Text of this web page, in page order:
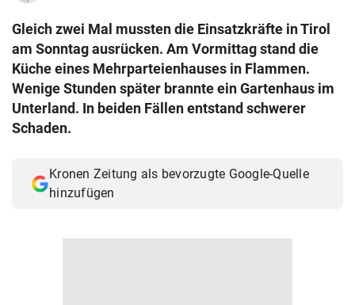
search
eingeben
Muthgasse 2, 1190 Wien
Gleich zwei Mal mussten die Einsatzkräfte in Tirol
am Sonntag ausrücken. Am Vormittag stand die
Küche eines Mehrparteienhauses in Flammen.
Wenige Stunden später brannte ein Gartenhaus im
Unterland. In beiden Fällen entstand schwerer
Schaden.
Kronen Zeitung als bevorzugte Google-Quelle
hinzufügen